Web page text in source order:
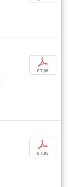
p
€ 7,95
p
€ 7,95